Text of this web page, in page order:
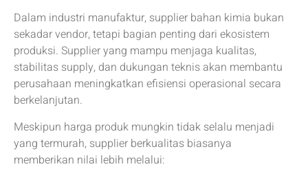
Dalam industri manufaktur, supplier bahan kimia bukan
sekadar vendor, tetapi bagian penting dari ekosistem
produksi. Supplier yang mampu menjaga kualitas,
stabilitas supply, dan dukungan teknis akan membantu
perusahaan meningkatkan efisiensi operasional secara
berkelanjutan.
Meskipun harga produk mungkin tidak selalu menjadi
yang termurah, supplier berkualitas biasanya
memberikan nilai lebih melalui: